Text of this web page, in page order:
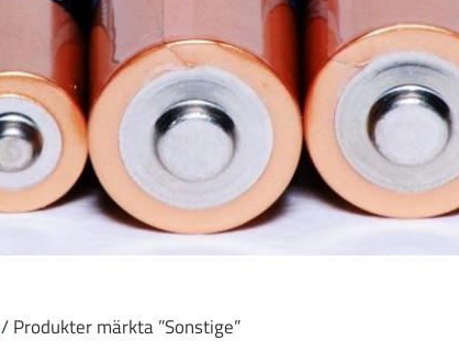
/ Produkter märkta ”Sonstige”